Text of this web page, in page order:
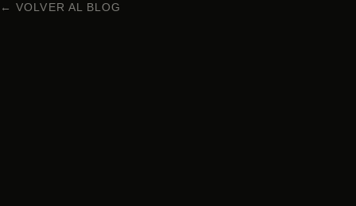
← VOLVER AL BLOG